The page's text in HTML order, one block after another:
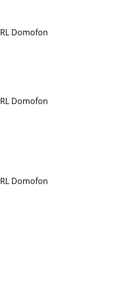
RL Domofon
RL Domofon
RL Domofon